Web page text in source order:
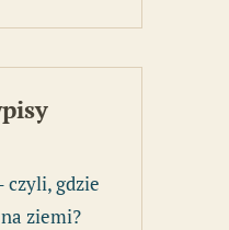
czyli, gdzie
ziemi?